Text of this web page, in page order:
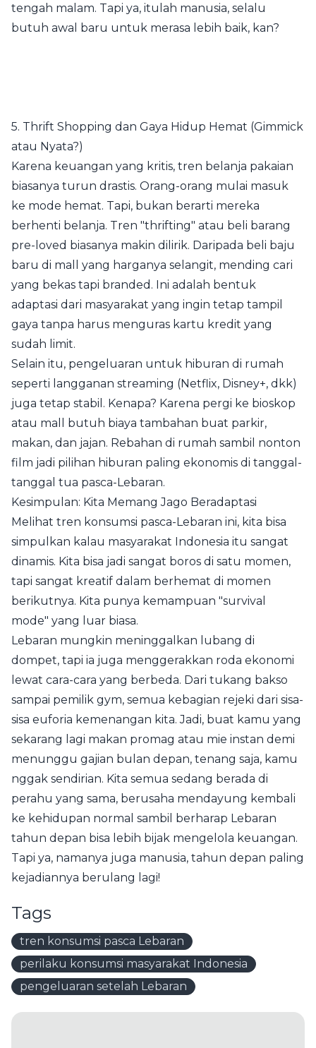
tengah malam. Tapi ya, itulah manusia, selalu
butuh awal baru untuk merasa lebih baik, kan?
5. Thrift Shopping dan Gaya Hidup Hemat (Gimmick
atau Nyata?)
Karena keuangan yang kritis, tren belanja pakaian
biasanya turun drastis. Orang-orang mulai masuk
ke mode hemat. Tapi, bukan berarti mereka
berhenti belanja. Tren "thrifting" atau beli barang
pre-loved biasanya makin dilirik. Daripada beli baju
baru di mall yang harganya selangit, mending cari
yang bekas tapi branded. Ini adalah bentuk
adaptasi dari masyarakat yang ingin tetap tampil
gaya tanpa harus menguras kartu kredit yang
sudah limit.
Selain itu, pengeluaran untuk hiburan di rumah
seperti langganan streaming (Netflix, Disney+, dkk)
juga tetap stabil. Kenapa? Karena pergi ke bioskop
atau mall butuh biaya tambahan buat parkir,
makan, dan jajan. Rebahan di rumah sambil nonton
film jadi pilihan hiburan paling ekonomis di tanggal-
tanggal tua pasca-Lebaran.
Kesimpulan: Kita Memang Jago Beradaptasi
Melihat tren konsumsi pasca-Lebaran ini, kita bisa
simpulkan kalau masyarakat Indonesia itu sangat
dinamis. Kita bisa jadi sangat boros di satu momen,
tapi sangat kreatif dalam berhemat di momen
berikutnya. Kita punya kemampuan "survival
mode" yang luar biasa.
Lebaran mungkin meninggalkan lubang di
dompet, tapi ia juga menggerakkan roda ekonomi
lewat cara-cara yang berbeda. Dari tukang bakso
sampai pemilik gym, semua kebagian rejeki dari sisa-
sisa euforia kemenangan kita. Jadi, buat kamu yang
sekarang lagi makan promag atau mie instan demi
menunggu gajian bulan depan, tenang saja, kamu
nggak sendirian. Kita semua sedang berada di
perahu yang sama, berusaha mendayung kembali
ke kehidupan normal sambil berharap Lebaran
tahun depan bisa lebih bijak mengelola keuangan.
Tapi ya, namanya juga manusia, tahun depan paling
kejadiannya berulang lagi!
Tags
tren konsumsi pasca Lebaran
perilaku konsumsi masyarakat Indonesia
pengeluaran setelah Lebaran